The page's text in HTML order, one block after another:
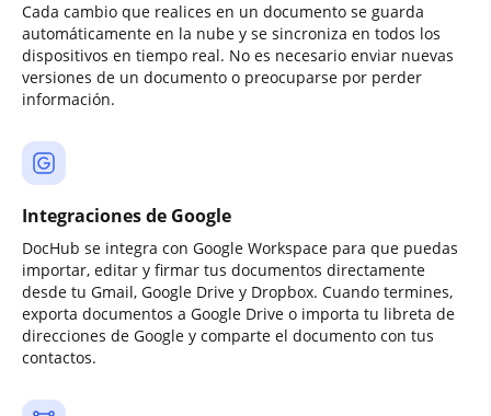
Cada cambio que realices en un documento se guarda
automáticamente en la nube y se sincroniza en todos los
dispositivos en tiempo real. No es necesario enviar nuevas
versiones de un documento o preocuparse por perder
información.
Integraciones de Google
DocHub se integra con Google Workspace para que puedas
importar, editar y firmar tus documentos directamente
desde tu Gmail, Google Drive y Dropbox. Cuando termines,
exporta documentos a Google Drive o importa tu libreta de
direcciones de Google y comparte el documento con tus
contactos.